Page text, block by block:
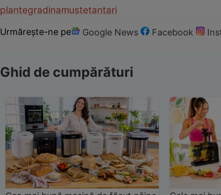
plantegradinamustetantari
Urmărește-ne pe Google News Facebook
Ghid de cumpărături